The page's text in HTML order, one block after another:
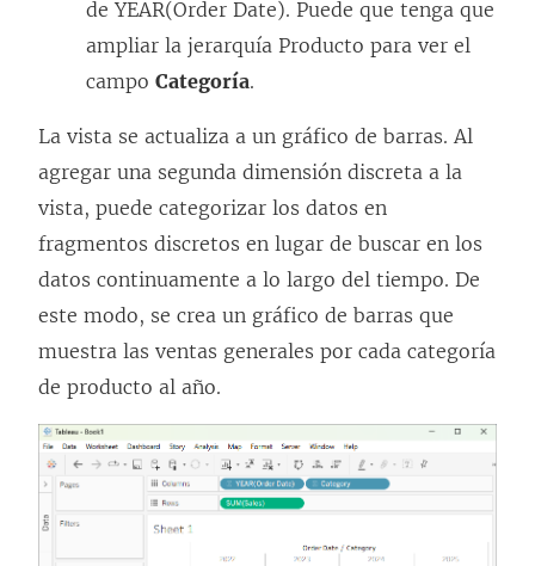
de YEAR(Order Date). Puede que tenga que
ampliar la jerarquía Producto para ver el
campo Categoría.
La vista se actualiza a un gráfico de barras. Al
agregar una segunda dimensión discreta a la
vista, puede categorizar los datos en
fragmentos discretos en lugar de buscar en los
datos continuamente a lo largo del tiempo. De
este modo, se crea un gráfico de barras que
muestra las ventas generales por cada categoría
de producto al año.